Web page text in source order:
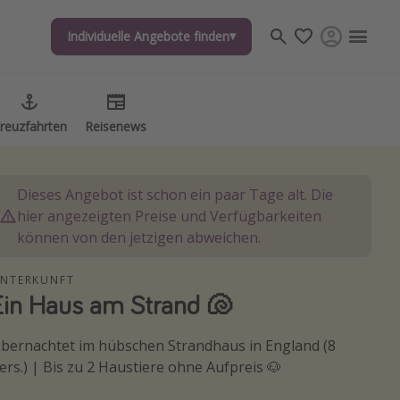
Individuelle Angebote finden
Reisenews
Individuelle Angebote finden
Reisenews
Dieses Angebot ist schon ein paar Tage alt. Die
hier angezeigten Preise und Verfügbarkeiten
können von den jetzigen abweichen.
Haus am Strand 🐚
im hübschen Strandhaus in England (8
| Bis zu 2 Haustiere ohne Aufpreis 🐶